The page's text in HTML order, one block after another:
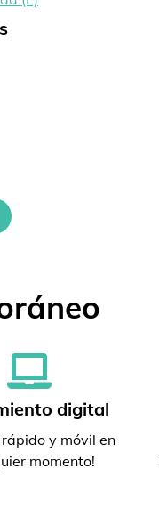
digital
rápido y móvil en
momento!